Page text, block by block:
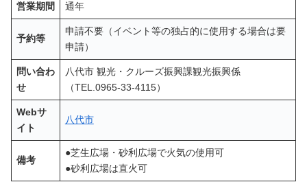
営業期間 通年
予約等
申請不要（イベント等の独占的に使用する場合は要
申請）
問い合わ
せ
八代市 観光・クルーズ振興課観光振興係
（TEL.0965-33-4115）
Webサ
イト
八代市
備考
●芝生広場・砂利広場で火気の使用可
●砂利広場は直火可